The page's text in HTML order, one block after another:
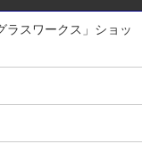
ラスワークス」ショッ